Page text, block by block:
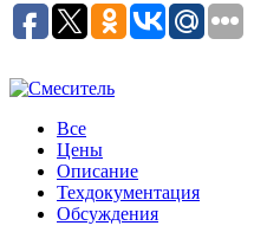
Все
Цены
Описание
Техдокументация
Обсуждения